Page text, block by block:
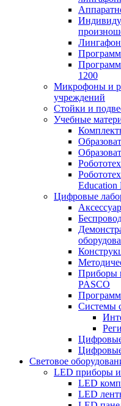
1200
Микрофоны и
учреждений
Стойки и
Учебные
Education
Цифровые
Приборы
PASCO
Системы
Световое
LED приборы
LED
LED